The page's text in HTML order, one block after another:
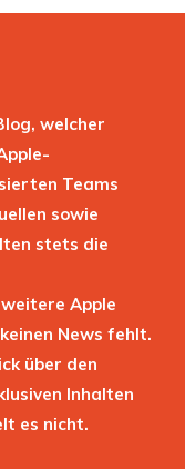
welcher
Teams
sowie
stets die
Apple
News fehlt.
über den
Inhalten
es nicht.